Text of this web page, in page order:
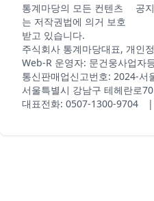
통계마당의 모든 컨텐츠
는 저작권법에 의거 보호
받고 있습니다.
공
주식회사 통계마당대표, 개인
Web-R 운영자: 문건웅사업자
통신판매업신고번호: 2024-서
서울특별시 강남구 테헤란로
대표전화: 0507-1300-